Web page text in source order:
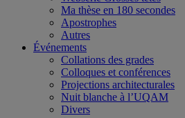
Ma thèse en 180 secondes
Apostrophes
Autres
Événements
Collations des grades
Colloques et conférences
Projections architecturales
Nuit blanche à l’UQAM
Divers